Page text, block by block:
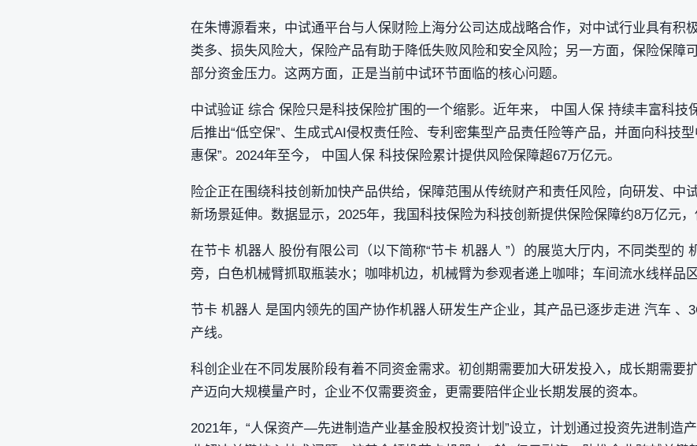
在朱博源看来，中试通平台与人保财险上海分公司达成战略合作，对中试行业具有积
类多、损失风险大，保险产品有助于降低失败风险和安全风险；另一方面，保险保障
部分资金压力。这两方面，正是当前中试环节面临的核心问题。
中试验证 综合 保险只是科技保险扩围的一个缩影。近年来， 中国人保 持续丰富科技
后推出“低空保”、生成式AI侵权责任险、专利密集型产品责任险等产品，并面向科技
惠保”。2024年至今， 中国人保 科技保险累计提供风险保障超67万亿元。
险企正在围绕科技创新加快产品供给，保障范围从传统财产和责任风险，向研发、中
新场景延伸。数据显示，2025年，我国科技保险为科技创新提供保险保障约8万亿元，
在节卡 机器人 股份有限公司（以下简称“节卡 机器人 ”）的展览大厅内，不同类型的
旁，白色机械臂抓取瓶装水；咖啡机边，机械臂为参观者递上咖啡；车间流水线样品
节卡 机器人 是国内领先的国产协作机器人研发生产企业，其产品已逐步走进 汽车 、
产线。
科创企业在不同发展阶段有着不同资金需求。初创期需要加大研发投入，成长期需要
产迈向大规模量产时，企业不仅需要资金，更需要陪伴企业长期发展的资本。
2021年，“人保资产—先进制造产业基金股权投资计划”设立，计划通过投资先进制造